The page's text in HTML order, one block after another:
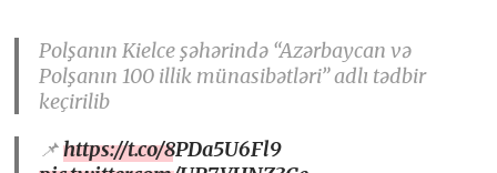
Polşanın Kielce şəhərində “Azərbaycan və
Polşanın 100 illik münasibətləri” adlı tədbir
keçirilib
📌https://t.co/8PDa5U6Fl9